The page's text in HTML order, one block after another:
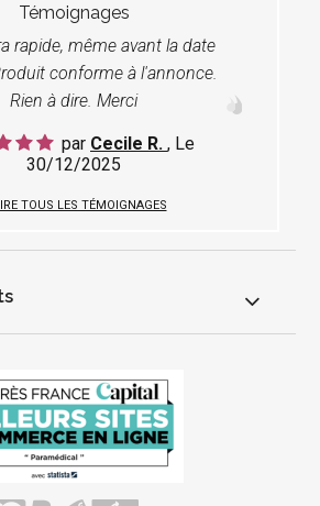
Témoignages
rapide, même avant la date
conforme à l'annonce.
Rien à dire. Merci
par Cecile R. , Le
30/12/2025
TOUS LES TÉMOIGNAGES